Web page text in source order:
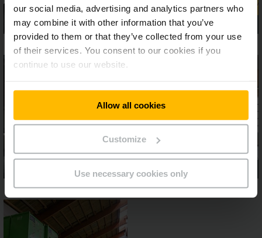
our social media, advertising and analytics partners who
may combine it with other information that you’ve
provided to them or that they’ve collected from your use
of their services. You consent to our cookies if you
continue to use our website.
Allow all cookies
Customize
Use necessary cookies only